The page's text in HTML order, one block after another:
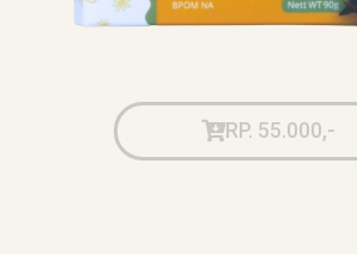
RP. 55.000,-